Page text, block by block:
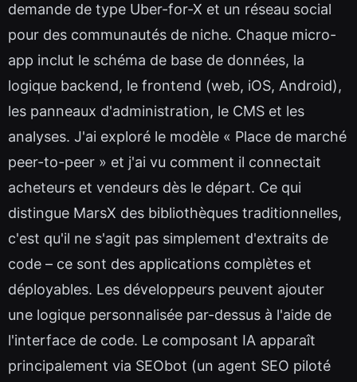
demande de type Uber-for-X et un réseau social
pour des communautés de niche. Chaque micro-
app inclut le schéma de base de données, la
logique backend, le frontend (web, iOS, Android),
les panneaux d'administration, le CMS et les
analyses. J'ai exploré le modèle « Place de marché
peer-to-peer » et j'ai vu comment il connectait
acheteurs et vendeurs dès le départ. Ce qui
distingue MarsX des bibliothèques traditionnelles,
c'est qu'il ne s'agit pas simplement d'extraits de
code – ce sont des applications complètes et
déployables. Les développeurs peuvent ajouter
une logique personnalisée par-dessus à l'aide de
l'interface de code. Le composant IA apparaît
principalement via SEObot (un agent SEO piloté